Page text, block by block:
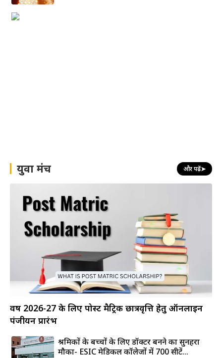
युवा मंच और पढ़ें➤
वर्ष 2026-27 के लिए पोस्ट मैट्रिक छात्रवृत्ति हेतु ऑनलाइन
पंजीयन प्रारंभ
श्रमिकों के बच्चों के लिए डॉक्टर बनने का सुनहरा
मौका- ESIC मेडिकल कॉलेजों में 700 सीटें...